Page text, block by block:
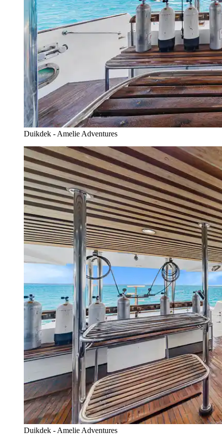
Duikdek - Amelie Adventures
Duikdek - Amelie Adventures